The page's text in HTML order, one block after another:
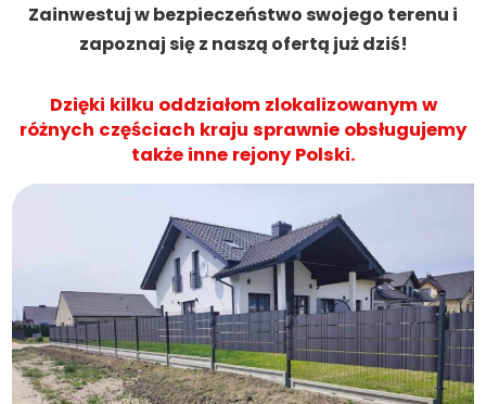
Zainwestuj w bezpieczeństwo swojego terenu i
zapoznaj się z naszą ofertą już dziś!
Dzięki kilku oddziałom zlokalizowanym w
różnych częściach kraju sprawnie obsługujemy
także inne rejony Polski.